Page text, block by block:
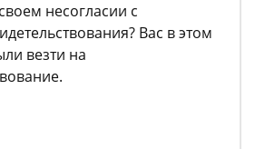
несогласии с
Вас в этом
везти на